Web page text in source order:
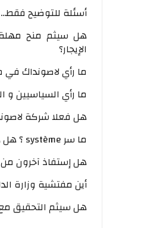
أسئلة للتوضيح
هل سيثم منح مهلة
الإيجار؟
ما رأي لاصونداك في
ما رأي السياسيين و
هل فعلا شركة
ما سر système ؟ هل هو مفتعل؟
هل إستفاذ آخرون
أين مفتشية وزارة
هل سيثم التحقيق